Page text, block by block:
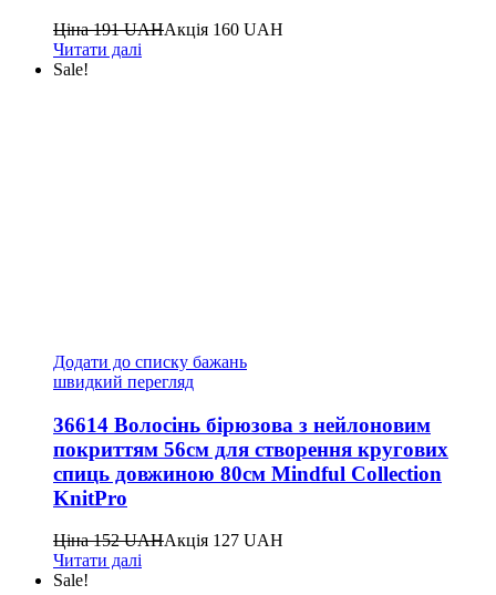
Ціна191UAHАкція 160 UAH
Читати далі
Sale!
Додати до списку бажань
швидкий перегляд
36614 Волосінь бірюзова з нейлоновим
покриттям 56см для створення кругових
спиць довжиною 80см Mindful Collection
KnitPro
Ціна152UAHАкція 127 UAH
Читати далі
Sale!